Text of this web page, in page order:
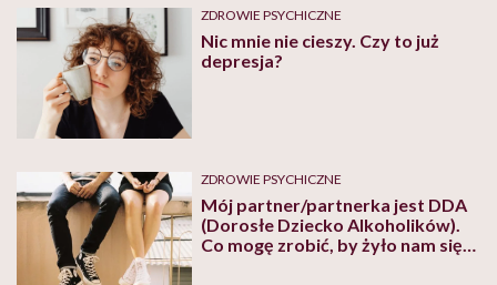
ZDROWIE PSYCHICZNE
Nic mnie nie cieszy. Czy to już
depresja?
ZDROWIE PSYCHICZNE
Mój partner/partnerka jest DDA
(Dorosłe Dziecko Alkoholików).
Co mogę zrobić, by żyło nam się